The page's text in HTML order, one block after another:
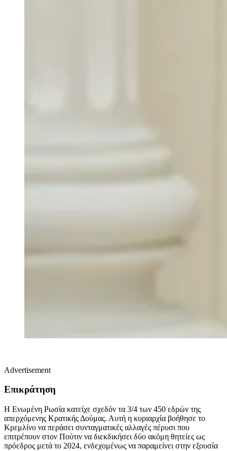
Advertisement
Επικράτηση
Η Ενωμένη Ρωσία κατείχε σχεδόν τα 3/4 των 450 εδρών της
απερχόμενης Κρατικής Δούμας. Αυτή η κυριαρχία βοήθησε το
Κρεμλίνο να περάσει συνταγματικές αλλαγές πέρυσι που
επιτρέπουν στον Πούτιν να διεκδικήσει δύο ακόμη θητείες ως
πρόεδρος μετά το 2024, ενδεχομένως να παραμείνει στην εξουσία